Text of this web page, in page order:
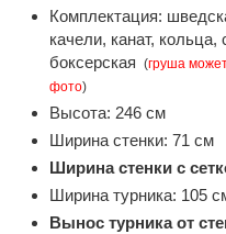
Комплектация:
качели, канат,
боксерская (груша
фото)
Высота: 246 см
Ширина стенки: 71 см
Ширина стенки с
Ширина турника: 105
Вынос турника от